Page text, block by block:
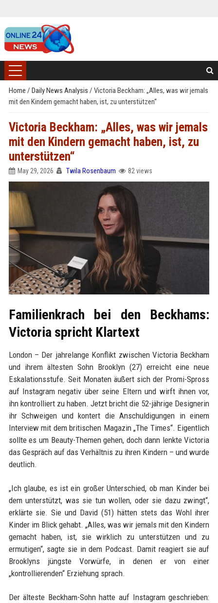
Home / Daily News Analysis / Victoria Beckham: „Alles, was wir jemals
mit den Kindern gemacht haben, ist, zu unterstützen“
Victoria Beckham: „Alles, was wir jemals
mit den Kindern gemacht haben, ist, zu
unterstützen“
May 29, 2026 Twila Rosenbaum 82 views
Familienkrach bei den Beckhams:
Victoria spricht Klartext
London – Der jahrelange Konflikt zwischen Victoria Beckham
und ihrem ältesten Sohn Brooklyn (27) erreicht eine neue
Eskalationsstufe. Seit Monaten äußert sich der Promi-Spross
auf Instagram negativ über seine Eltern und wirft ihnen vor,
ihn kontrolliert zu haben. Jetzt bricht die 52-jährige Designerin
ihr Schweigen und kontert die Anschuldigungen in einem
Interview mit dem britischen Magazin „The Times“. Eigentlich
sollte es um Beauty-Themen gehen, doch dann lenkte Victoria
das Gespräch auf das Verhältnis zu ihren Kindern – und wurde
deutlich.
„Ich glaube, es ist ein großer Unterschied, ob man Kinder bei
dem unterstützt, was sie tun wollen, oder sie dazu zwingt“,
erklärte sie. Sie und David (51) hätten stets das Wohl ihrer
Kinder im Blick gehabt. „Alles, was wir jemals mit den Kindern
gemacht haben, ist, sie wirklich zu unterstützen und zu
ermutigen“, sagte sie in dem Podcast. Damit reagiert sie auf
Brooklyns jüngste Vorwürfe, in denen er von einer
„kontrollierenden“ Erziehung sprach.
Der älteste Beckham-Sohn hatte auf Instagram geschrieben: